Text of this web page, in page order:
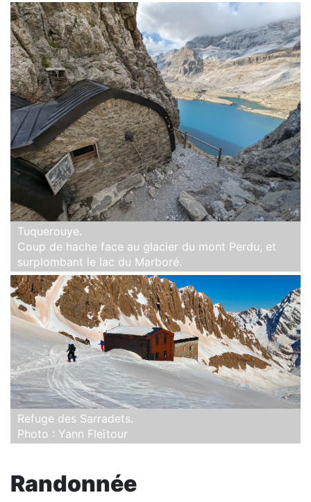
Tuquerouye.
Coup de hache face au glacier du mont Perdu, et
surplombant le lac du Marboré.
Refuge des Sarradets.
Photo : Yann Fleïtour
Randonnée